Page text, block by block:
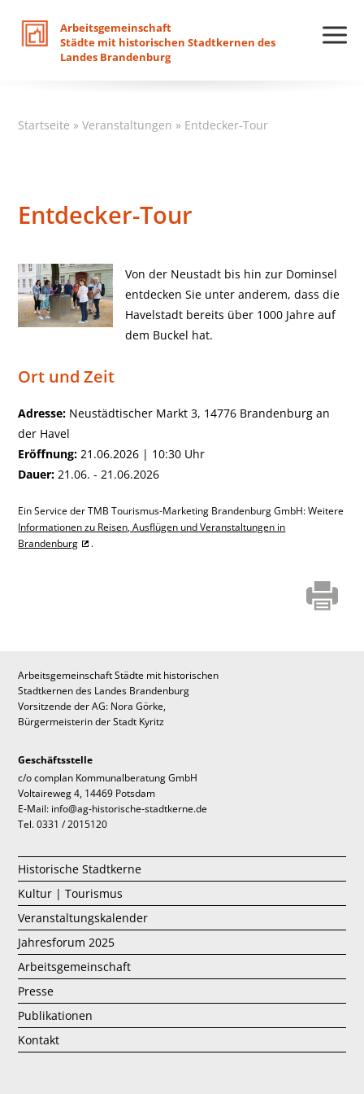
Arbeitsgemeinschaft
Städte mit historischen Stadtkernen des
Landes Brandenburg
Startseite »Veranstaltungen » Entdecker-Tour
Entdecker-Tour
Von der Neustadt bis hin zur Dominsel
entdecken Sie unter anderem, dass die
Havelstadt bereits über 1000 Jahre auf
dem Buckel hat.
Ort und Zeit
Adresse: Neustädtischer Markt 3, 14776 Brandenburg an
der Havel
Eröffnung: 21.06.2026 | 10:30 Uhr
Dauer: 21.06. - 21.06.2026
Ein Service der TMB Tourismus-Marketing Brandenburg GmbH: Weitere
Informationen zu Reisen, Ausflügen und Veranstaltungen in
Brandenburg
.
Arbeitsgemeinschaft Städte mit historischen
Stadtkernen des Landes Brandenburg
Vorsitzende der AG: Nora Görke,
Bürgermeisterin der Stadt Kyritz
Geschäftsstelle
c/o complan Kommunalberatung GmbH
Voltaireweg 4, 14469 Potsdam
E-Mail: info@ag-historische-stadtkerne.de
Tel. 0331 / 2015120
Historische Stadtkerne
Kultur | Tourismus
Veranstaltungskalender
Jahresforum 2025
Arbeitsgemeinschaft
Presse
Publikationen
Kontakt